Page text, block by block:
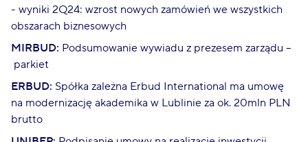
- wyniki 2Q24: wzrost nowych zamówień we wszystkich
obszarach biznesowych
MIRBUD: Podsumowanie wywiadu z prezesem zarządu –
parkiet
ERBUD: Spółka zależna Erbud International ma umowę
na modernizację akademika w Lublinie za ok. 20mln PLN
brutto